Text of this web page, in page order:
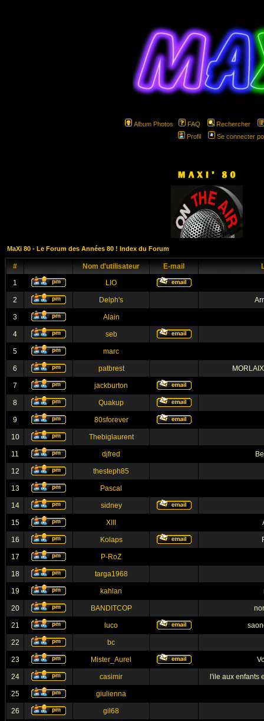
Album Photos FAQ
Rechercher
Profil
Se connecter
MaXi 80 - Le Forum des Années 80 ! Index du Forum
# Nom d'utilisateur E-mail
1
LIO
2 Delph's
3 Alain
4 seb
5 marc
6 patbrest
7 jackburton
8 Quakup
9 80sforever
10 Thebiglaurent
11 djfred
12 thesteph85
13 Pascal
14 sidney
15 XIII
16 Kolaps
17 P-RoZ
18 targa1968
19 kahlan
20 BANDITCOP
21 luco
22 bc
23 Mister_Aurel
24 casimir l'ile aux enfants
25 giulienna
26 gil68